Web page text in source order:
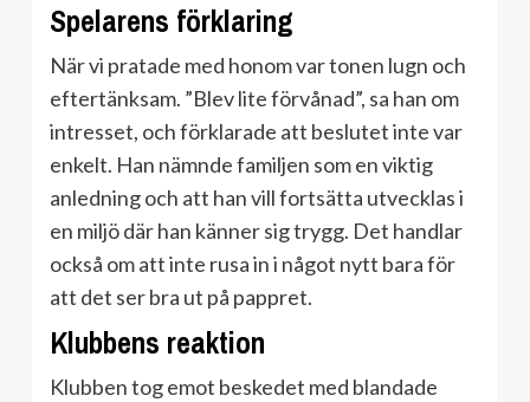
Spelarens förklaring
När vi pratade med honom var tonen lugn och
eftertänksam. ”Blev lite förvånad”, sa han om
intresset, och förklarade att beslutet inte var
enkelt. Han nämnde familjen som en viktig
anledning och att han vill fortsätta utvecklas i
en miljö där han känner sig trygg. Det handlar
också om att inte rusa in i något nytt bara för
att det ser bra ut på pappret.
Klubbens reaktion
Klubben tog emot beskedet med blandade